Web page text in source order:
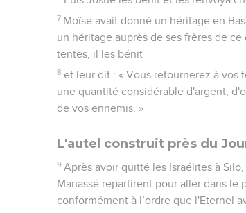
7 Moïse avait donné un héritage en
un héritage auprès de ses frères de
tentes, il les bénit
8 et leur dit : « Vous retournerez à vos
une quantité considérable d'argent,
de vos ennemis. »
L'autel construit près du
9 Après avoir quitté les Israélites à
Manassé repartirent pour aller dans le
conformément à l’ordre que l'Eternel